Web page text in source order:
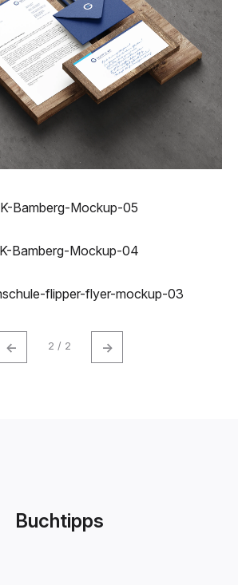
← 2 / 2 →
Buchtipps